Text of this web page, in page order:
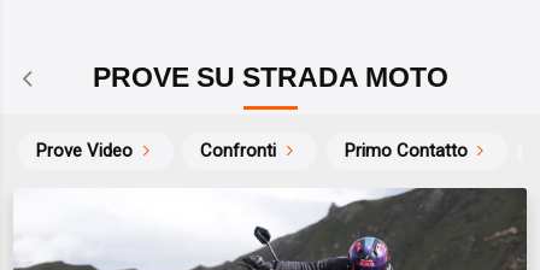
PROVE SU STRADA MOTO
Prove Video Confronti Primo Contatto